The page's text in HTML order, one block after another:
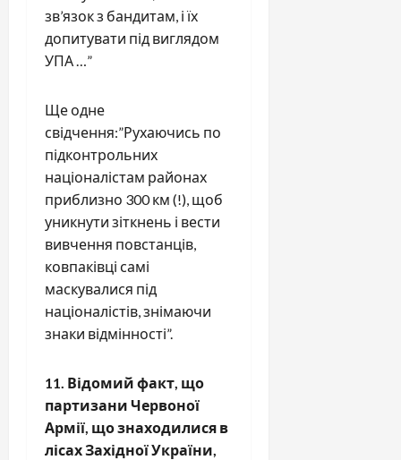
зв’язок з бандитам, і їх
допитувати під виглядом
УПА …”
Ще одне
свідчення:”Рухаючись по
підконтрольних
націоналістам районах
приблизно 300 км (!), щоб
уникнути зіткнень і вести
вивчення повстанців,
ковпаківці самі
маскувалися під
націоналістів, знімаючи
знаки відмінності”.
11. Відомий факт, що
партизани Червоної
Армії, що знаходилися в
лісах Західної України,